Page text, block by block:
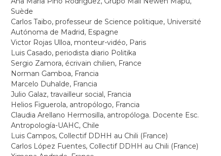
Suède
Carlos Taibo, professeur de Science politique, Université
Autónoma de Madrid, Espagne
Victor Rojas Ulloa, monteur-vidéo, Paris
Luis Casado, periodista diario Politika
Sergio Zamora, écrivain chilien, France
Norman Gamboa, Francia
Marcelo Duhalde, Francia
Julio Galaz, travailleur social, Francia
Helios Figuerola, antropólogo, Francia
Claudia Arellano Hermosilla, antropóloga. Docente Esc.
Antropología-UAHC, Chile
Luis Campos, Collectif DDHH au Chili (France)
Carlos López Fuentes, Collectif DDHH au Chili (France)